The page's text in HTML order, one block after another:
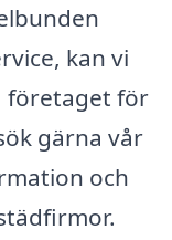
kan vi
företaget för
gärna vår
och